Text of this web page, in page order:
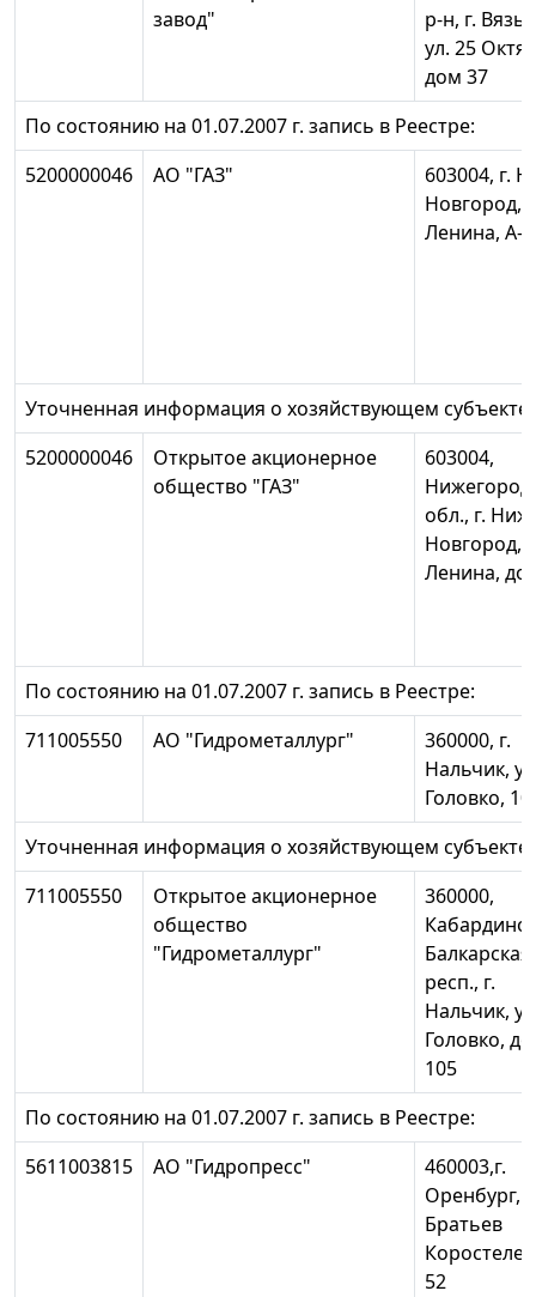
завод"
р-н, г.
ул. 25
дом 37
По состоянию на 01.07.2007 г. запись в Реестре:
5200000046
АО "ГАЗ"
603004, г. Н.
Новгород,
Ленина, А-4
Уточненная информация о хозяйствующем субъекте:
5200000046
Открытое акционерное
общество "ГАЗ"
603004,
обл., г.
Новгород,
Ленина,
По состоянию на 01.07.2007 г. запись в Реестре:
711005550
АО "Гидрометаллург"
360000, г.
Нальчик,
Головко,
Уточненная информация о хозяйствующем субъекте:
711005550
Открытое акционерное
общество
"Гидрометаллург"
360000,
Кабардино-
Балкарская
респ., г.
Нальчик,
Головко,
105
По состоянию на 01.07.2007 г. запись в Реестре:
5611003815
АО "Гидропресс"
460003,г.
Оренбург,
Братьев
52